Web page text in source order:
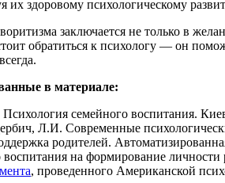
их здоровому психологическому
заключается не только в
обратиться к психологу — он
в материале:
семейного воспитания.
Л.И. Современные
родителей.
на формирование личности
, проведенного Американской